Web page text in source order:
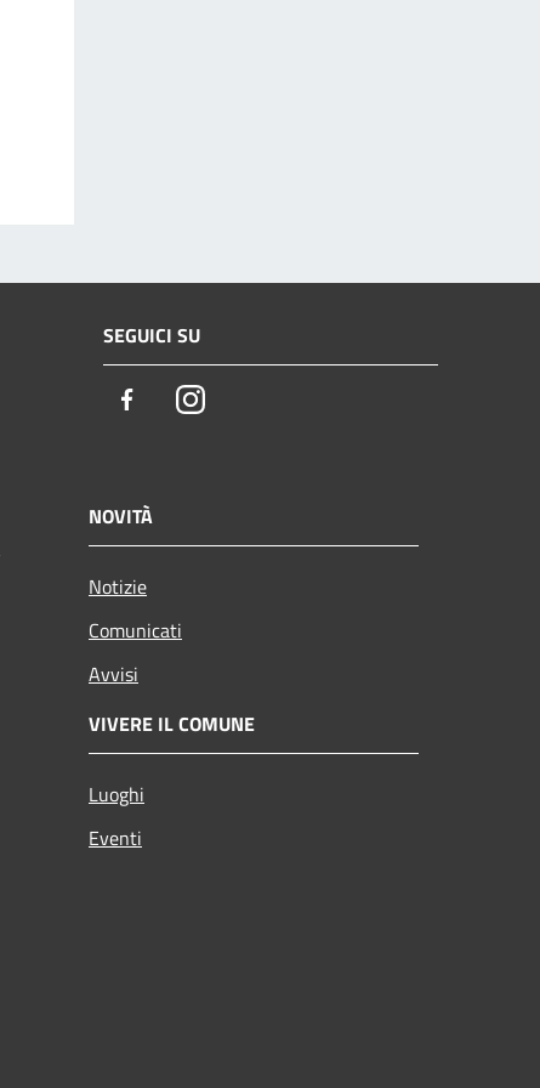
SEGUICI SU
FacebookInstagram
NOVITÀ
Notizie
Comunicati
Avvisi
VIVERE IL COMUNE
Luoghi
Eventi